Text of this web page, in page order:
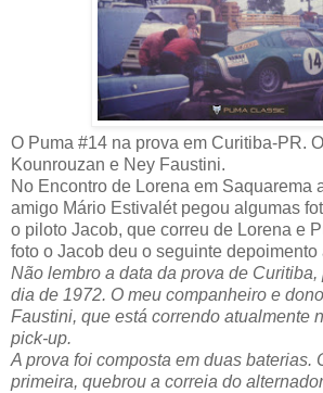
O Puma #14 na prova em Curitiba-PR.
Kounrouzan e Ney Faustini.
No Encontro de Lorena em Saquarema
amigo Mário Estivalét pegou algumas
o piloto Jacob, que correu de Lorena e
foto o Jacob deu o seguinte depoimento
Não lembro a data da prova de Curitiba,
dia de 1972. O meu companheiro e
Faustini, que está correndo atualmente
pick-up.
A prova foi composta em duas baterias.
primeira, quebrou a correia do